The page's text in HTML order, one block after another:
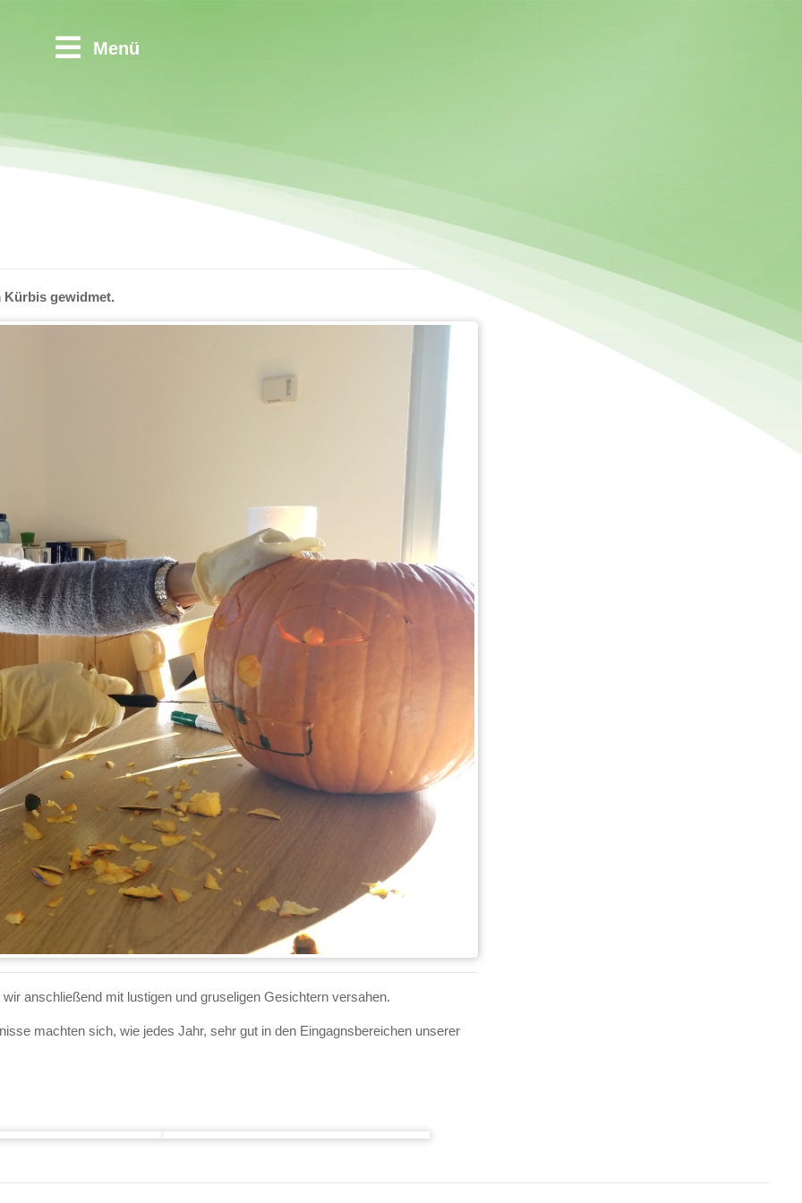
Menü
Kürbis gewidmet.
anschließend mit lustigen und gruseligen Gesichtern versahen.
machten sich, wie jedes Jahr, sehr gut in den Eingagnsbereichen unserer